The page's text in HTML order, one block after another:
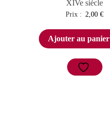
XIVe siècle
Prix : 2,00€
Ajouter au panier